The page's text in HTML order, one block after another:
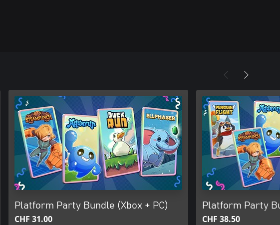
Platform Party Bundle (Xbox + PC)
CHF 31.00
Platform Party
CHF 38.50